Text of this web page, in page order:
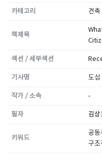
SPACE 소개
카테고리 건축
책제목
섹션 / 세부섹션
기사명 도심
작가 / 소속 -
필자 김상
키워드
공동
구조